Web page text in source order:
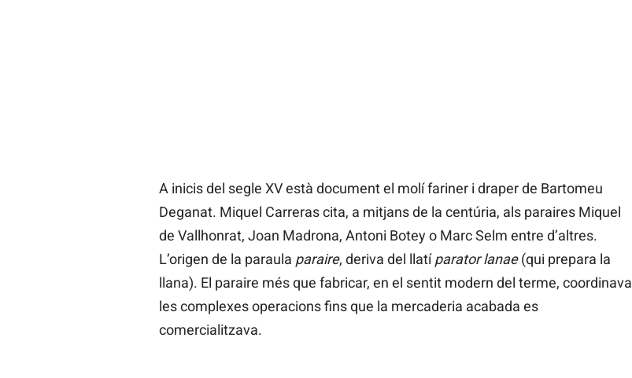
A inicis del segle XV està document el molí fariner i draper de Bartomeu
Deganat. Miquel Carreras cita, a mitjans de la centúria, als paraires Miquel
de Vallhonrat, Joan Madrona, Antoni Botey o Marc Selm entre d’altres.
L’origen de la paraula paraire, deriva del llatíparator lanae(qui prepara la
llana). El paraire més que fabricar, en el sentit modern del terme, coordinava
les complexes operacions fins que la mercaderia acabada es
comercialitzava.